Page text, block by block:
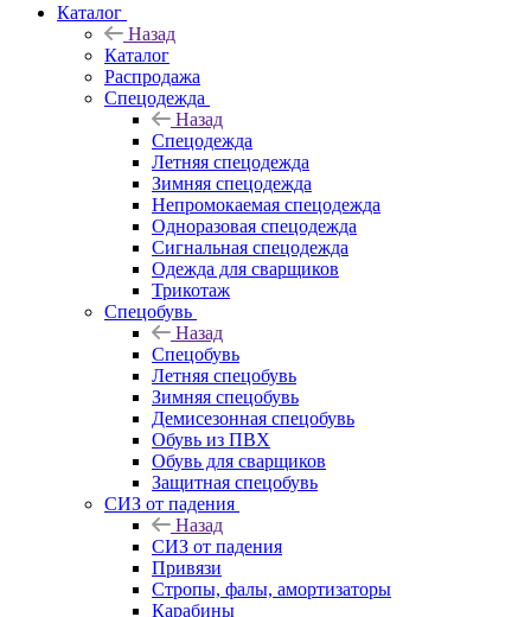
Каталог
Назад
Каталог
Распродажа
Спецодежда
Назад
Спецодежда
Летняя спецодежда
Зимняя спецодежда
Непромокаемая спецодежда
Одноразовая спецодежда
Сигнальная спецодежда
Одежда для сварщиков
Трикотаж
Спецобувь
Назад
Спецобувь
Летняя спецобувь
Зимняя спецобувь
Демисезонная спецобувь
Обувь из ПВХ
Обувь для сварщиков
Защитная спецобувь
СИЗ от падения
Назад
СИЗ от падения
Привязи
Стропы, фалы, амортизаторы
Карабины